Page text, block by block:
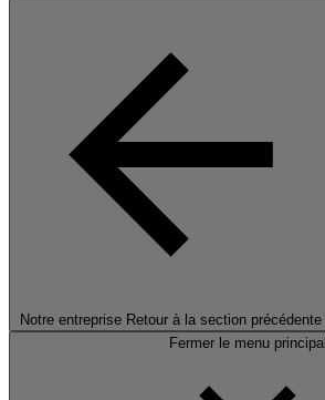
Notre entreprise Retour à la section précédente
Fermer le menu principal